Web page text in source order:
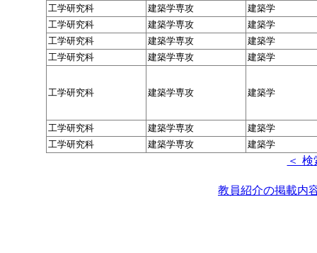
工学研究科
建築学専攻
建築学
工学研究科
建築学専攻
建築学
工学研究科
建築学専攻
建築学
工学研究科
建築学専攻 建築学
工学研究科 建築学専攻 建築学
工学研究科 建築学専攻
建築学
工学研究科
建築学専攻 建築学
＜
教員紹介の掲載内